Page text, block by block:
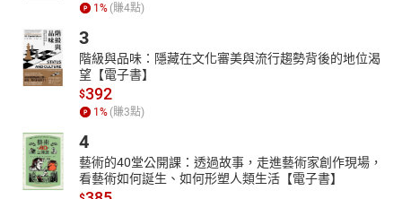
1% (賺4點)
3
階級與品味：隱藏在文化審美與流行趨勢背後的地位渴
望【電子書】
$392
1% (賺3點)
4
藝術的40堂公開課：透過故事，走進藝術家創作現場，
看藝術如何誕生、如何形塑人類生活【電子書】